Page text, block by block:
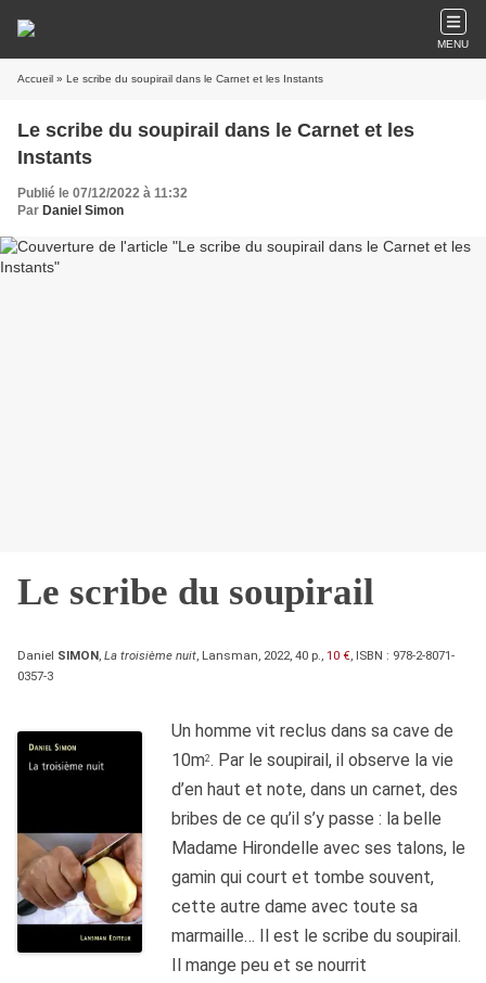
MENU
Accueil » Le scribe du soupirail dans le Carnet et les Instants
Le scribe du soupirail dans le Carnet et les
Instants
Publié le 07/12/2022 à 11:32
Par Daniel Simon
Le scribe du soupirail
Daniel SIMON La troisième nuit , Lansman, 2022, 40 p., 10 € , ISBN : 978-2-8071-
0357-3
Un homme vit reclus dans sa cave de
10m2. Par le soupirail, il observe la vie
d’en haut et note, dans un carnet, des
bribes de ce qu’il s’y passe : la belle
Madame Hirondelle avec ses talons, le
gamin qui court et tombe souvent,
cette autre dame avec toute sa
marmaille… Il est le scribe du soupirail.
Il mange peu et se nourrit